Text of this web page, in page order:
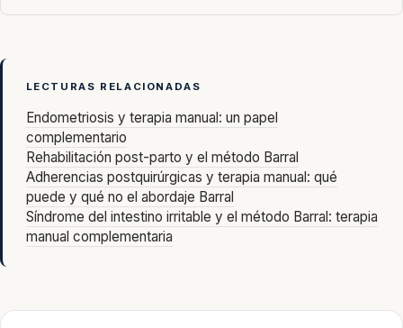
LECTURAS RELACIONADAS
Endometriosis y terapia manual: un papel
complementario
Rehabilitación post-parto y el método Barral
Adherencias postquirúrgicas y terapia manual: qué
puede y qué no el abordaje Barral
Síndrome del intestino irritable y el método Barral: terapia
manual complementaria